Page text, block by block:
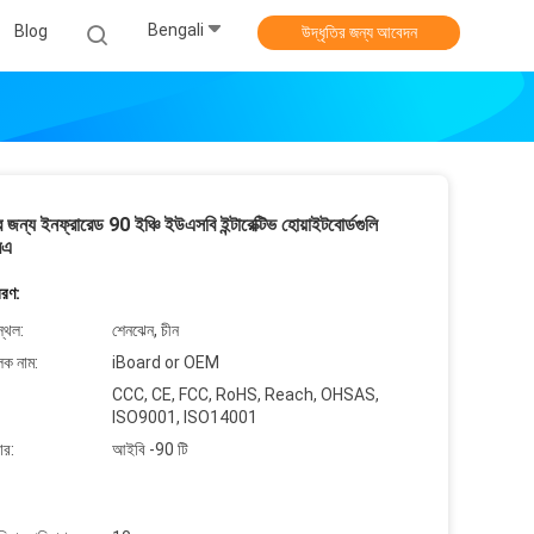
Blog Bengali উদ্ধৃতির জন্য আবেদন
জন্য ইনফ্রারেড 90 ইঞ্চি ইউএসবি ইন্টারেক্টিভ হোয়াইটবোর্ডগুলি
শেনঝেন, চীন
নাম:
iBoard or OEM
CCC, CE, FCC, RoHS, Reach, OHSAS,
ISO9001, ISO14001
আইবি -90 টি